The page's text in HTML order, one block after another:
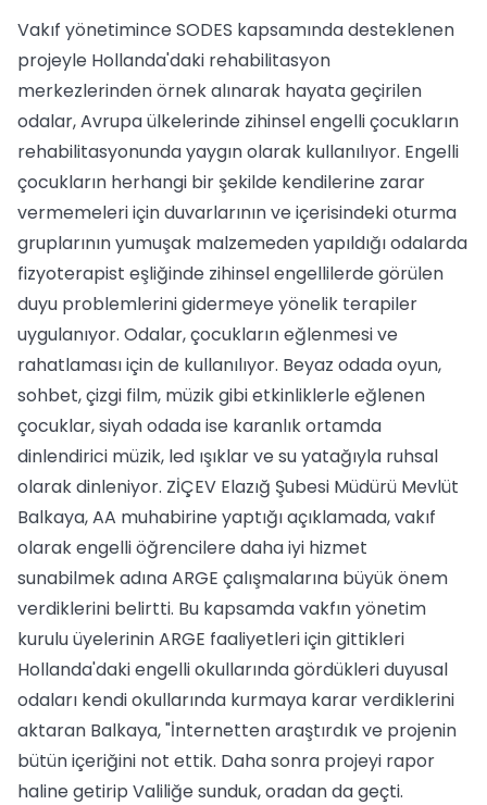
Vakıf yönetimince SODES kapsamında desteklenen
projeyle Hollanda'daki rehabilitasyon
merkezlerinden örnek alınarak hayata geçirilen
odalar, Avrupa ülkelerinde zihinsel engelli çocukların
rehabilitasyonunda yaygın olarak kullanılıyor. Engelli
çocukların herhangi bir şekilde kendilerine zarar
vermemeleri için duvarlarının ve içerisindeki oturma
gruplarının yumuşak malzemeden yapıldığı odalarda
fizyoterapist eşliğinde zihinsel engellilerde görülen
duyu problemlerini gidermeye yönelik terapiler
uygulanıyor. Odalar, çocukların eğlenmesi ve
rahatlaması için de kullanılıyor. Beyaz odada oyun,
sohbet, çizgi film, müzik gibi etkinliklerle eğlenen
çocuklar, siyah odada ise karanlık ortamda
dinlendirici müzik, led ışıklar ve su yatağıyla ruhsal
olarak dinleniyor. ZİÇEV Elazığ Şubesi Müdürü Mevlüt
Balkaya, AA muhabirine yaptığı açıklamada, vakıf
olarak engelli öğrencilere daha iyi hizmet
sunabilmek adına ARGE çalışmalarına büyük önem
verdiklerini belirtti. Bu kapsamda vakfın yönetim
kurulu üyelerinin ARGE faaliyetleri için gittikleri
Hollanda'daki engelli okullarında gördükleri duyusal
odaları kendi okullarında kurmaya karar verdiklerini
aktaran Balkaya, "İnternetten araştırdık ve projenin
bütün içeriğini not ettik. Daha sonra projeyi rapor
haline getirip Valiliğe sunduk, oradan da geçti.